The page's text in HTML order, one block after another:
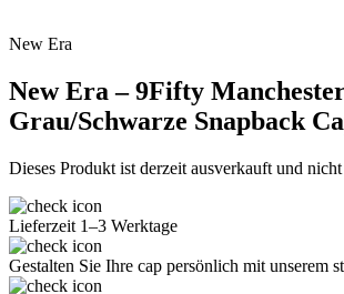
New Era
New Era – 9Fifty
Grau/Schwarze Snapback
Dieses Produkt ist derzeit ausverkauft und
Lieferzeit 1–3 Werktage
Gestalten Sie Ihre cap persönlich mit unserem